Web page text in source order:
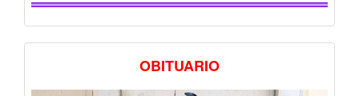
OBITUARIO